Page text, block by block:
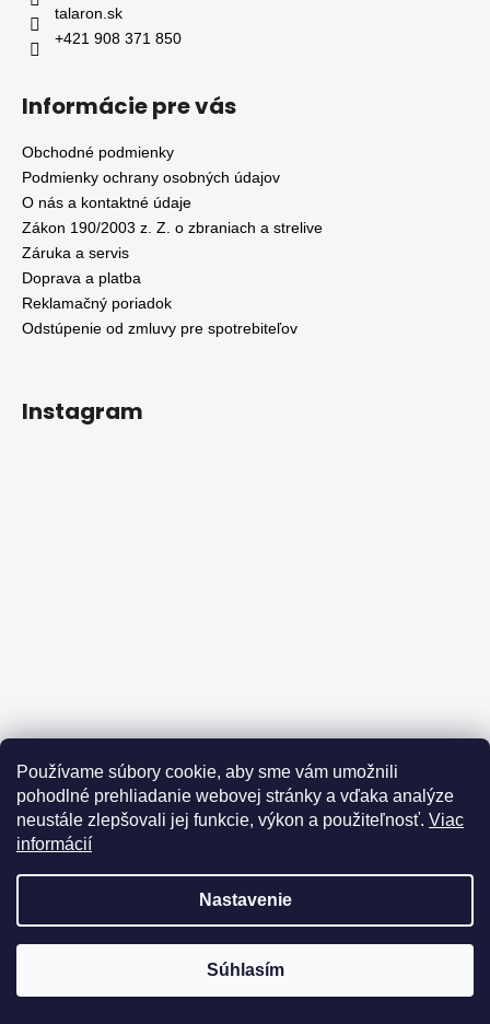
Používame súbory cookie, aby sme vám umožnili
pohodlné prehliadanie webovej stránky a vďaka analýze
neustále zlepšovali jej funkcie, výkon a použiteľnosť. Viac
informácií
Nastavenie
Súhlasím
talaron.sk
+421 908 371 850
Informácie pre vás
Obchodné podmienky
Podmienky ochrany osobných údajov
O nás a kontaktné údaje
Zákon 190/2003 z. Z. o zbraniach a strelive
Záruka a servis
Doprava a platba
Reklamačný poriadok
Odstúpenie od zmluvy pre spotrebiteľov
Instagram
Sledovať na Instagrame
Pozrite si katalóg 2025